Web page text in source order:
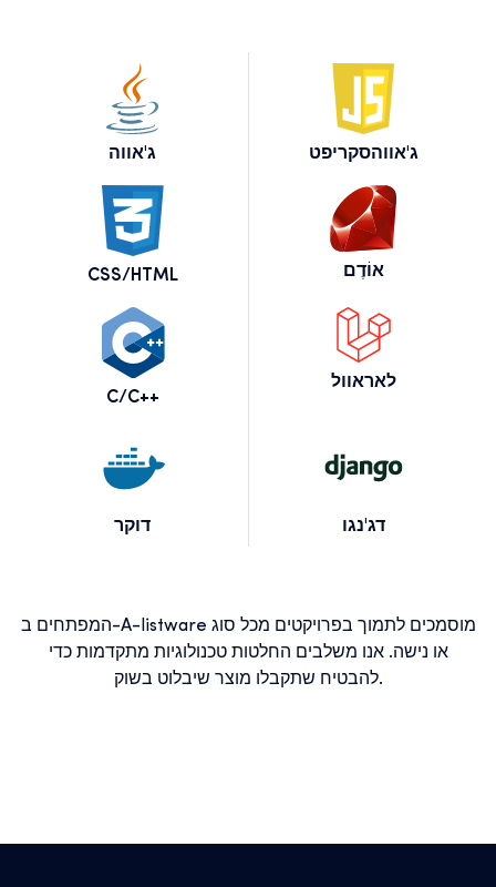
ג'אווה ג'אווהסקריפט
CSS/HTML אוֹדֶם
C/C++
לאראוול
דוקר דג'נגו
המפתחים ב-A-listware מוסמכים לתמוך בפרויקטים מכל סוג
או נישה. אנו משלבים החלטות טכנולוגיות מתקדמות כדי
להבטיח שתקבלו מוצר שיבלוט בשוק.